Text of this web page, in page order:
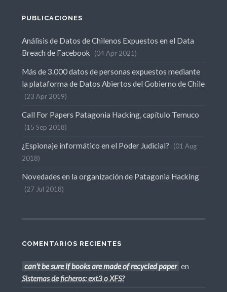
PUBLICACIONES
Análisis de Datos de Chilenos Expuestos en el Data
Breach de Facebook
04 Apr 2021
Más de 3.000 datos de personas expuestos mediante
la plataforma de Datos Abiertos del Gobierno de Chile
23 Apr 2019
Call For Papers Patagonia Hacking, capítulo Temuco
15 Sep 2018
¿Espionaje informático en el Poder Judicial?
01 Aug
2018
Novedades en la organización de Patagonia Hacking
27 Jul 2018
COMENTARIOS RECIENTES
can't be sure if books are made of recycled paper en
Sistemas de ficheros: ext3 o XFS?